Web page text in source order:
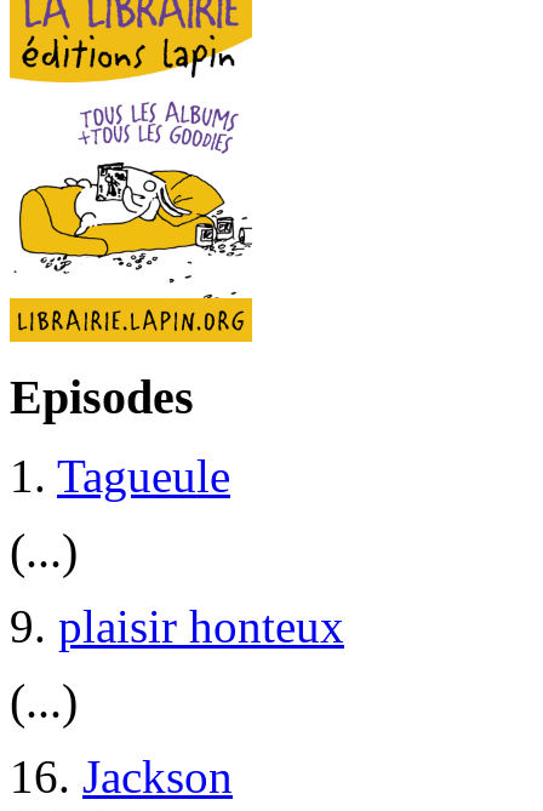
Episodes
1. Tagueule
(...)
9. plaisir honteux
(...)
16. Jackson